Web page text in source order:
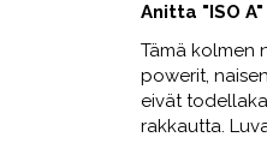
Anitta "ISO
Tämä kolmen
powerit,
eivät
rakkautta.